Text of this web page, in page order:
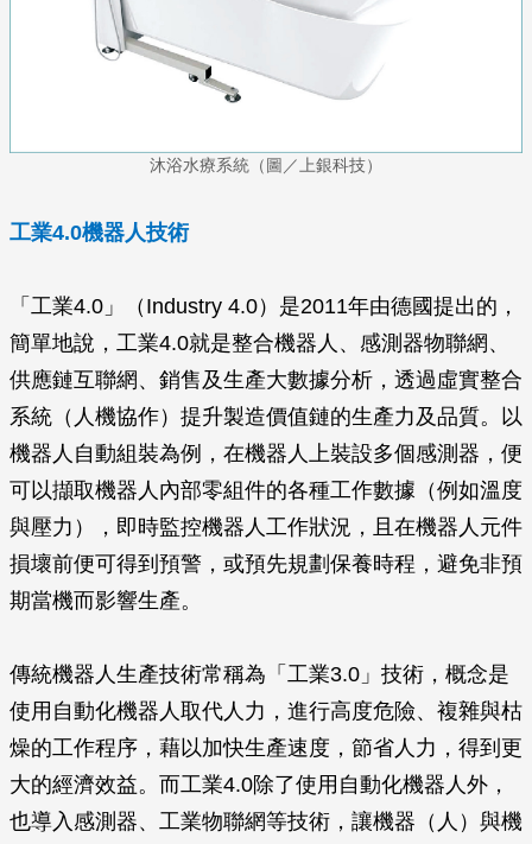
沐浴水療系統（圖／上銀科技）
工業4.0機器人技術
「工業4.0」（Industry 4.0）是2011年由德國提出的，
簡單地說，工業4.0就是整合機器人、感測器物聯網、
供應鏈互聯網、銷售及生產大數據分析，透過虛實整合
系統（人機協作）提升製造價值鏈的生產力及品質。以
機器人自動組裝為例，在機器人上裝設多個感測器，便
可以擷取機器人內部零組件的各種工作數據（例如溫度
與壓力），即時監控機器人工作狀況，且在機器人元件
損壞前便可得到預警，或預先規劃保養時程，避免非預
期當機而影響生產。
傳統機器人生產技術常稱為「工業3.0」技術，概念是
使用自動化機器人取代人力，進行高度危險、複雜與枯
燥的工作程序，藉以加快生產速度，節省人力，得到更
大的經濟效益。而工業4.0除了使用自動化機器人外，
也導入感測器、工業物聯網等技術，讓機器（人）與機